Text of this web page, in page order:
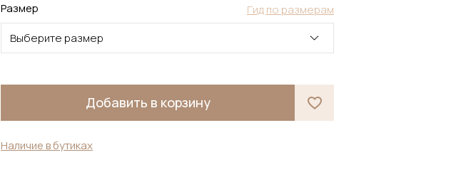
Гид по размерам
Размер
Выберите размер
Добавить в корзину
Наличие в бутиках